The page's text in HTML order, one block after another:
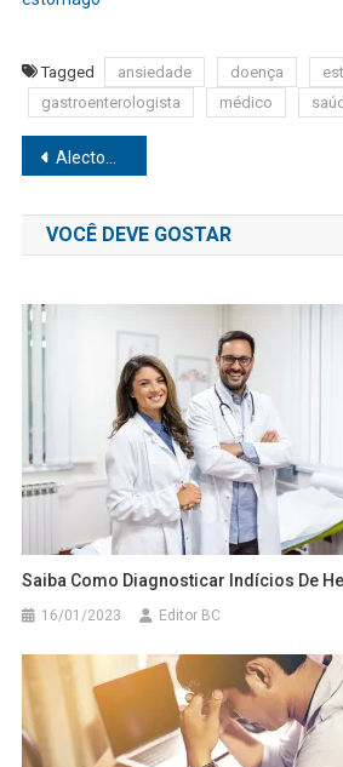
Tagged ansiedade doença
gastroenterologista
médico
Navegação
de
Post
Alectomia: médico cirurgião plástico alerta como deve ser feito procedimento
VOCÊ DEVE GOSTAR
Saiba Como Diagnosticar Indícios De
16/01/2023 Editor BC